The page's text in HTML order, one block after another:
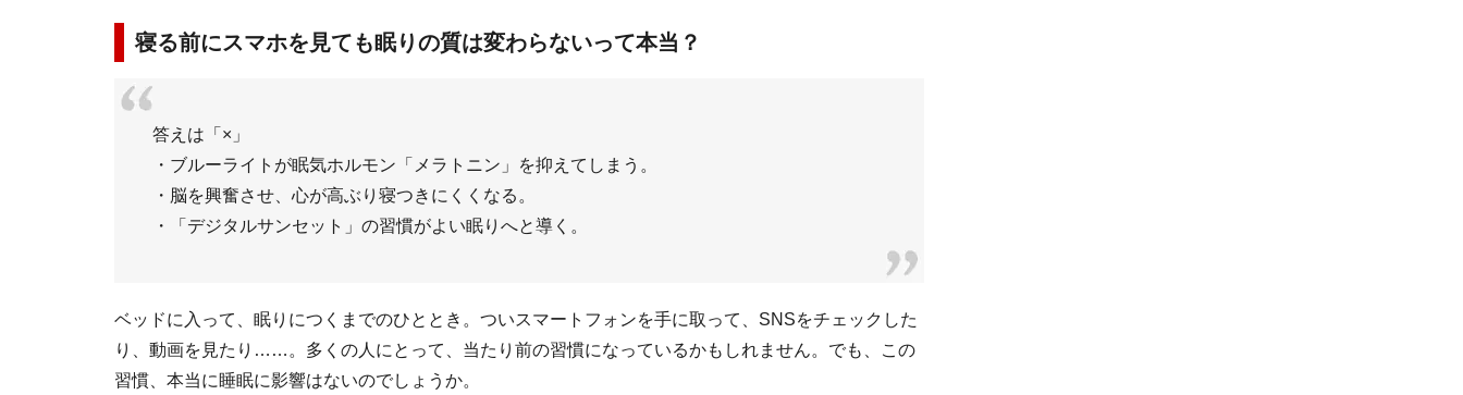
寝る前にスマホを見ても眠りの質は変わらないって本当？
答えは「×」
・ブルーライトが眠気ホルモン「メラトニン」を抑えてしまう。
・脳を興奮させ、心が高ぶり寝つきにくくなる。
・「デジタルサンセット」の習慣がよい眠りへと導く。
ベッドに入って、眠りにつくまでのひととき。ついスマートフォンを手に取って、SNSをチェックした
り、動画を見たり……。多くの人にとって、当たり前の習慣になっているかもしれません。でも、この
習慣、本当に睡眠に影響はないのでしょうか。